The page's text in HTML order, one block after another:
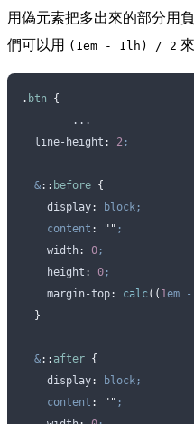
用偽元素把多出來的部分用
們可以用 (1em - 1lh) / 2
. btn {
	...
  line-height
: 2;
  &
:: before {
    display
:
block;
    content
: "" ;
    width
: 0;
    height
: 0;
    margin-top
: calc(( 1em -
  }
  &
:: after {
    display
:
block;
    content
: "" ;